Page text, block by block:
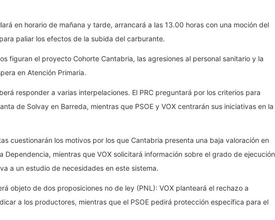
en horario de mañana y tarde, arrancará a las 13.00 horas con una moción del
paliar los efectos de la subida del carburante.
figuran el proyecto Cohorte Cantabria, las agresiones al personal sanitario y la
en Atención Primaria.
responder a varias interpelaciones. El PRC preguntará por los criterios para
de Solvay en Barreda, mientras que PSOE y VOX centrarán sus iniciativas en la
cuestionarán los motivos por los que Cantabria presenta una baja valoración en
Dependencia, mientras que VOX solicitará información sobre el grado de ejecución
a un estudio de necesidades en este sistema.
objeto de dos proposiciones no de ley (PNL): VOX planteará el rechazo a
a los productores, mientras que el PSOE pedirá protección específica para el